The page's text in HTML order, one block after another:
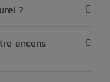
?
encens